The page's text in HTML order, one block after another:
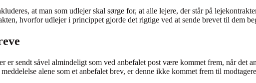
at man som udlejer skal sørge for, at alle lejere, der står på
hvorfor udlejer i princippet gjorde det rigtige ved at sende brevet til dem
er sendt såvel almindeligt som ved anbefalet post være kommet frem, når det
alene som et anbefalet brev, er denne ikke kommet frem til